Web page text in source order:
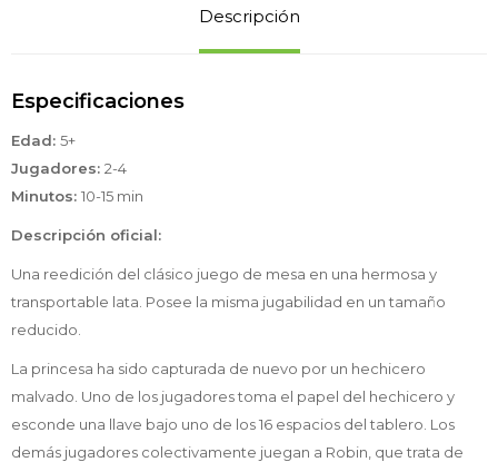
Descripción
Especificaciones
Edad: 5+
Jugadores: 2-4
Minutos: 10-15 min
Descripción oficial:
Una reedición del clásico juego de mesa en una hermosa y
transportable lata. Posee la misma jugabilidad en un tamaño
reducido.
La princesa ha sido capturada de nuevo por un hechicero
malvado. Uno de los jugadores toma el papel del hechicero y
esconde una llave bajo uno de los 16 espacios del tablero. Los
demás jugadores colectivamente juegan a Robin, que trata de